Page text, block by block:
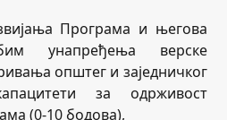
Програма и његова
унапређења верске
општег и заједничког
за одрживост
(0-10 бодова),